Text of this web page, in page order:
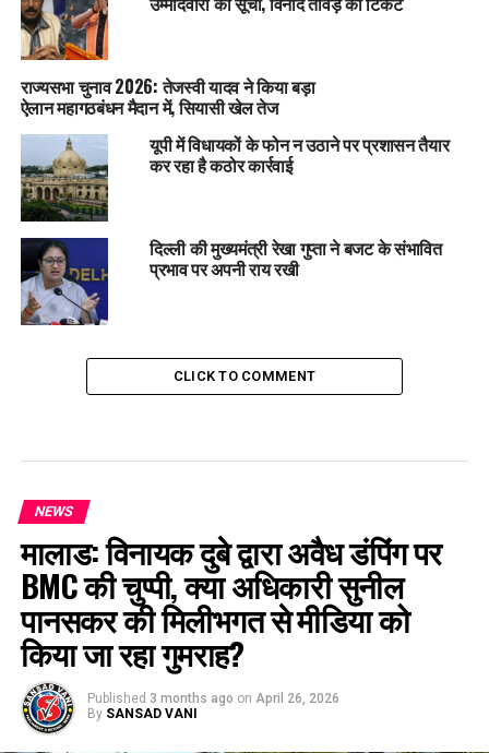
राज्यसभा चुनाव 2026: तेजस्वी यादव ने किया बड़ा
ऐलान महागठबंधन मैदान में, सियासी खेल तेज
यूपी में विधायकों के फोन न उठाने पर प्रशासन तैयार
कर रहा है कठोर कार्रवाई
दिल्ली की मुख्यमंत्री रेखा गुप्ता ने बजट के संभावित
प्रभाव पर अपनी राय रखी
CLICK TO COMMENT
NEWS
मालाड: विनायक दुबे द्वारा अवैध डंपिंग पर
BMC की चुप्पी, क्या अधिकारी सुनील
पानसकर की मिलीभगत से मीडिया को
किया जा रहा गुमराह?
Published 3 months ago on April 26, 2026
By SANSAD VANI